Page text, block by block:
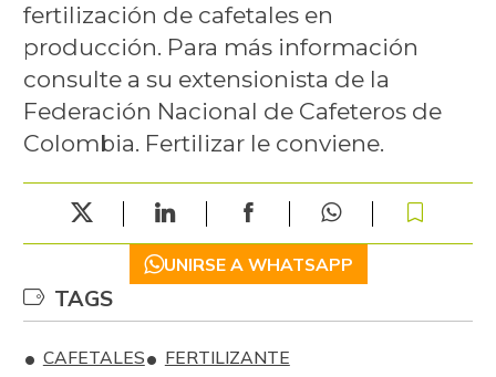
fertilización de cafetales en
producción. Para más información
consulte a su extensionista de la
Federación Nacional de Cafeteros de
Colombia. Fertilizar le conviene.
UNIRSE A WHATSAPP
TAGS
CAFETALES FERTILIZANTE